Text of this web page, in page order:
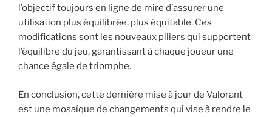
l’objectif toujours en ligne de mire d’assurer une
utilisation plus équilibrée, plus équitable. Ces
modifications sont les nouveaux piliers qui supportent
l’équilibre du jeu, garantissant à chaque joueur une
chance égale de triomphe.
En conclusion, cette dernière mise à jour de Valorant
est une mosaïque de changements qui vise à rendre le